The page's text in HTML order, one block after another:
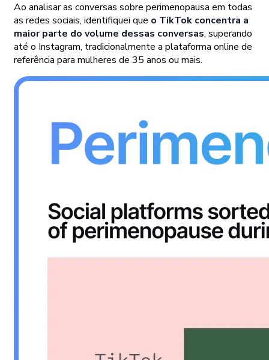
Ao analisar as conversas sobre perimenopausa em todas
as redes sociais, identifiquei que o TikTok concentra a
maior parte do volume dessas conversas, superando
até o Instagram, tradicionalmente a plataforma online de
referência para mulheres de 35 anos ou mais.